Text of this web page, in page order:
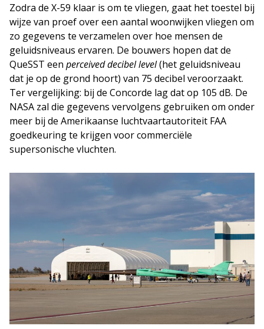
Zodra de X-59 klaar is om te vliegen, gaat het toestel bij
wijze van proef over een aantal woonwijken vliegen om
zo gegevens te verzamelen over hoe mensen de
geluidsniveaus ervaren. De bouwers hopen dat de
QueSST een perceived decibel level(het geluidsniveau
dat je op de grond hoort) van 75 decibel veroorzaakt.
Ter vergelijking: bij de Concorde lag dat op 105 dB. De
NASA zal die gegevens vervolgens gebruiken om onder
meer bij de Amerikaanse luchtvaartautoriteit FAA
goedkeuring te krijgen voor commerciële
supersonische vluchten.